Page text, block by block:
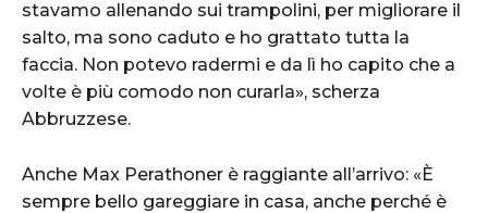
stavamo allenando sui trampolini, per migliorare il
salto, ma sono caduto e ho grattato tutta la
faccia. Non potevo radermi e da lì ho capito che a
volte è più comodo non curarla», scherza
Abbruzzese.
Anche Max Perathoner è raggiante all’arrivo: «È
sempre bello gareggiare in casa, anche perché è